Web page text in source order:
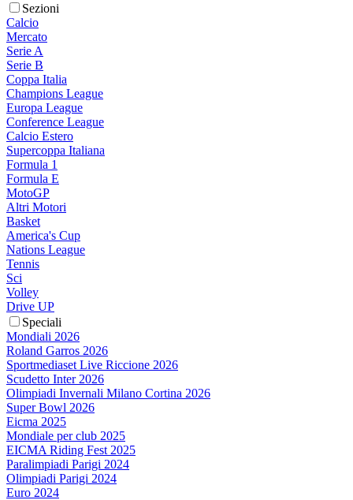
Sezioni
Calcio
Mercato
Serie A
Serie B
Coppa Italia
Champions League
Europa League
Conference League
Calcio Estero
Supercoppa Italiana
Formula 1
Formula E
MotoGP
Altri Motori
Basket
America's Cup
Nations League
Tennis
Sci
Volley
Drive UP
Speciali
Mondiali 2026
Roland Garros 2026
Sportmediaset Live Riccione 2026
Scudetto Inter 2026
Olimpiadi Invernali Milano Cortina 2026
Super Bowl 2026
Eicma 2025
Mondiale per club 2025
EICMA Riding Fest 2025
Paralimpiadi Parigi 2024
Olimpiadi Parigi 2024
Euro 2024